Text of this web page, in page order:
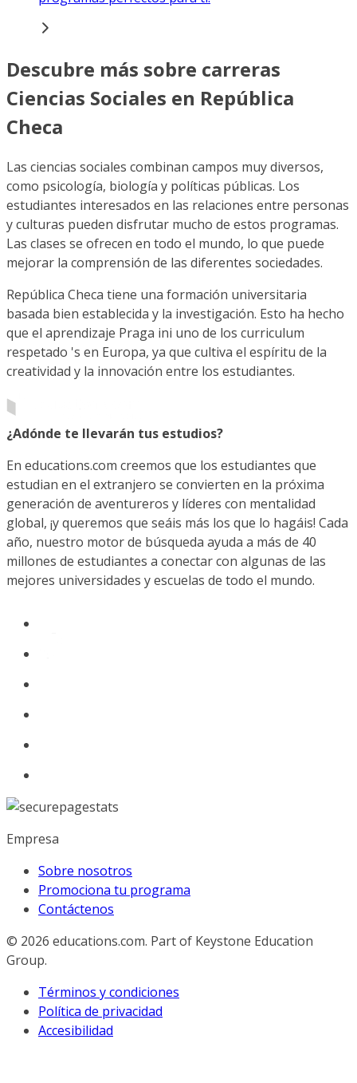
Descubre más sobre carreras
Ciencias Sociales en República
Checa
Las ciencias sociales combinan campos muy diversos,
como psicología, biología y políticas públicas. Los
estudiantes interesados en las relaciones entre personas
y culturas pueden disfrutar mucho de estos programas.
Las clases se ofrecen en todo el mundo, lo que puede
mejorar la comprensión de las diferentes sociedades.
República Checa tiene una formación universitaria
basada bien establecida y la investigación. Esto ha hecho
que el aprendizaje Praga ini uno de los curriculum
respetado 's en Europa, ya que cultiva el espíritu de la
creatividad y la innovación entre los estudiantes.
¿Adónde te llevarán tus estudios?
En educations.com creemos que los estudiantes que
estudian en el extranjero se convierten en la próxima
generación de aventureros y líderes con mentalidad
global, ¡y queremos que seáis más los que lo hagáis! Cada
año, nuestro motor de búsqueda ayuda a más de 40
millones de estudiantes a conectar con algunas de las
mejores universidades y escuelas de todo el mundo.
Empresa
Sobre nosotros
Promociona tu programa
Contáctenos
© 2026 educations.com. Part of Keystone Education
Group.
Términos y condiciones
Política de privacidad
Accesibilidad